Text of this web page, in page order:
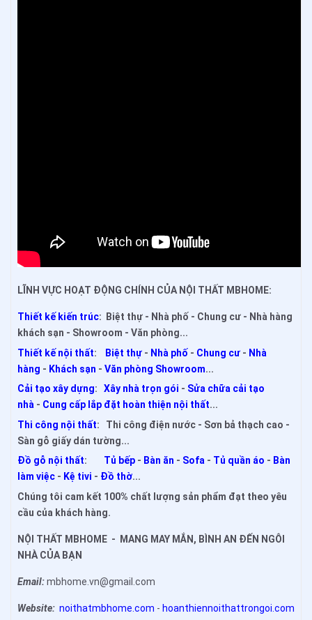
LĨNH VỰC HOẠT ĐỘNG CHÍNH CỦA NỘI THẤT MBHOME:
Thiết kế kiến trúc: Biệt thự - Nhà phố - Chung cư - Nhà hàng
khách sạn - Showroom - Văn phòng...
Thiết kế nội thất: Biệt thự - Nhà phố - Chung cư - Nhà
hàng - Khách sạn - Văn phòng Showroom...
Cải tạo xây dựng: Xây nhà trọn gói - Sửa chữa cải tạo
nhà - Cung cấp lắp đặt hoàn thiện nội thất...
Thi công nội thất: Thi công điện nước - Sơn bả thạch cao -
Sàn gỗ giấy dán tường...
Đồ gỗ nội thất: Tủ bếp - Bàn ăn - Sofa - Tủ quần áo - Bàn
làm việc - Kệ tivi - Đồ thờ...
Chúng tôi cam kết 100% chất lượng sản phẩm đạt theo yêu
cầu của khách hàng.
NỘI THẤT MBHOME - MANG MAY MẮN, BÌNH AN ĐẾN NGÔI
NHÀ CỦA BẠN
Email:mbhome.vn@gmail.com
Website: noithatmbhome.com - hoanthiennoithattrongoi.com